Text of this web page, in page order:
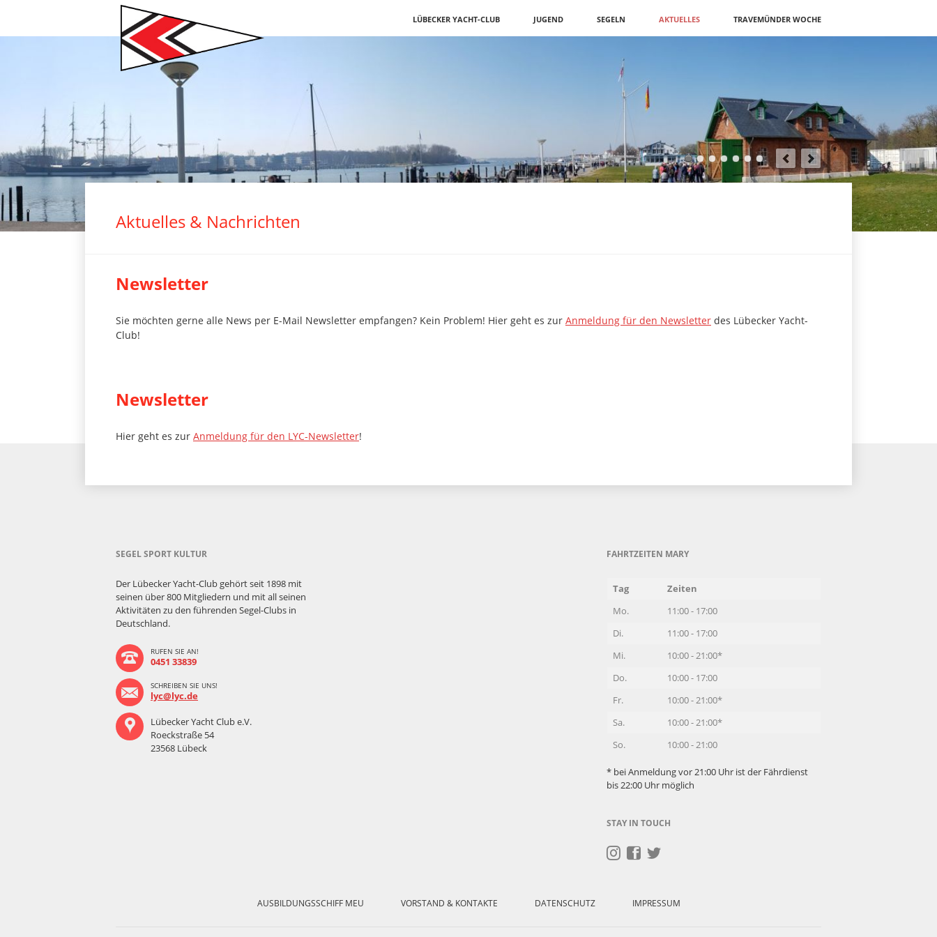
überspringen
LÜBECKER YACHT-CLUB JUGEND SEGELN AKTUELLES TRAVEMÜNDER WOCHE
Navigation
überspringen
2 3 4 5 6 7
Aktuelles & Nachrichten
Newsletter
Sie möchten gerne alle News per E-Mail Newsletter empfangen? Kein Problem! Hier geht es zur Anmeldung für den Newsletter des Lübecker Yacht-
Club!
Newsletter
Hier geht es zur Anmeldung für den LYC-Newsletter!
SEGEL SPORT KULTUR
Der Lübecker Yacht-Club gehört seit 1898 mit
seinen über 800 Mitgliedern und mit all seinen
Aktivitäten zu den führenden Segel-Clubs in
Deutschland.
RUFEN SIE AN!
0451 33839
SCHREIBEN SIE UNS!
lyc@lyc.de
Lübecker Yacht Club e.V.
Roeckstraße 54
23568 Lübeck
FAHRTZEITEN MARY
Tag
Zeiten
Mo.
11:00 - 17:00
Di.
11:00 - 17:00
Mi.
10:00 - 21:00*
Do.
10:00 - 17:00
Fr.
10:00 - 21:00*
Sa.
10:00 - 21:00*
So.
10:00 - 21:00
* bei Anmeldung vor 21:00 Uhr ist der Fährdienst
bis 22:00 Uhr möglich
STAY IN TOUCH
AUSBILDUNGSSCHIFF MEU VORSTAND & KONTAKTE DATENSCHUTZ IMPRESSUM